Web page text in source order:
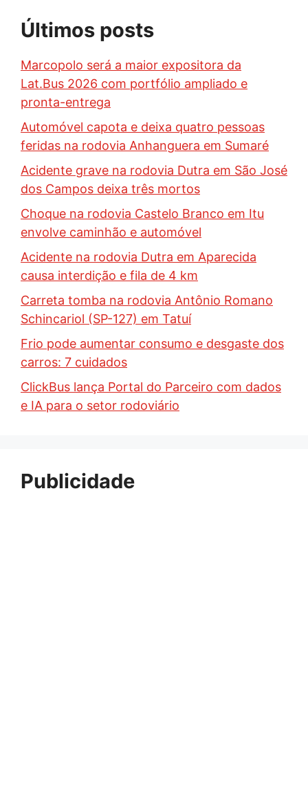
Últimos posts
Marcopolo será a maior expositora da
Lat.Bus 2026 com portfólio ampliado e
pronta-entrega
Automóvel capota e deixa quatro pessoas
feridas na rodovia Anhanguera em Sumaré
Acidente grave na rodovia Dutra em São José
dos Campos deixa três mortos
Choque na rodovia Castelo Branco em Itu
envolve caminhão e automóvel
Acidente na rodovia Dutra em Aparecida
causa interdição e fila de 4 km
Carreta tomba na rodovia Antônio Romano
Schincariol (SP-127) em Tatuí
Frio pode aumentar consumo e desgaste dos
carros: 7 cuidados
ClickBus lança Portal do Parceiro com dados
e IA para o setor rodoviário
Publicidade